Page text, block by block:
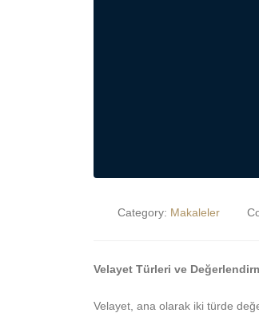
Category: Makaleler
Velayet Türleri ve
Velayet, ana olarak iki türde